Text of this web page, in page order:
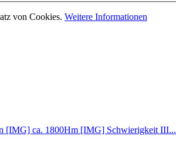
von Cookies. Weitere Informationen
[IMG] ca. 1800Hm [IMG] Schwierigkeit III...